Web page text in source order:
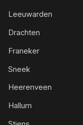
Leeuwarden
Drachten
Franeker
Sneek
Heerenveen
Hallum